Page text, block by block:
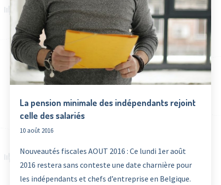
La pension minimale des indépendants rejoint
celle des salariés
10 août 2016
Nouveautés fiscales AOUT 2016 : Ce lundi 1er août
2016 restera sans conteste une date charnière pour
les indépendants et chefs d’entreprise en Belgique.